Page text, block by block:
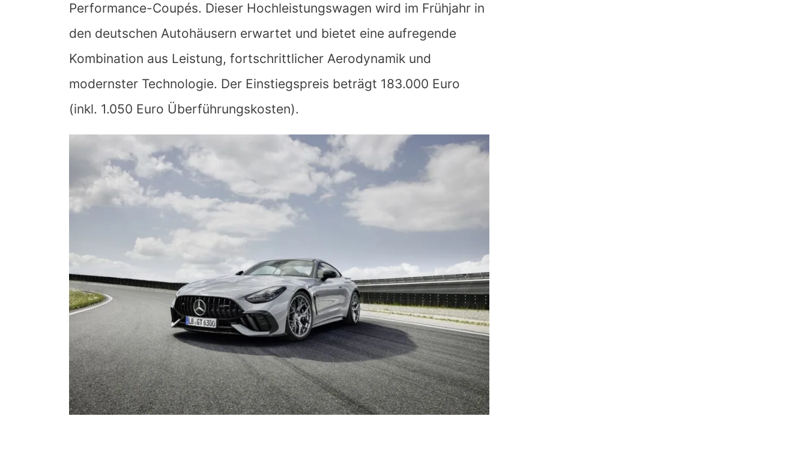
Performance-Coupés. Dieser Hochleistungswagen wird im Frühjahr in
den deutschen Autohäusern erwartet und bietet eine aufregende
Kombination aus Leistung, fortschrittlicher Aerodynamik und
modernster Technologie. Der Einstiegspreis beträgt 183.000 Euro
(inkl. 1.050 Euro Überführungskosten).